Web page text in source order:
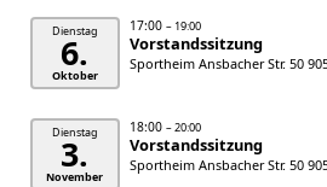
Dienstag
6.
Oktober
17:00 – 19:00
Vorstandssitzung
Sportheim Ansbacher Str. 50
Dienstag
3.
November
18:00 – 20:00
Vorstandssitzung
Sportheim Ansbacher Str. 50